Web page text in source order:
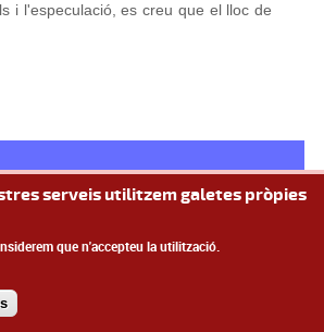
i l'especulació, es creu que el lloc de
serveis utilitzem galetes pròpies
que n'accepteu la utilització.